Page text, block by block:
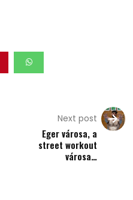
Next post
Eger városa, a
street workout
városa…